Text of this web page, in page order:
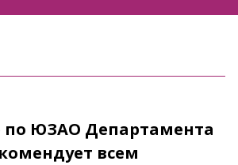
по ЮЗАО Департамента
всем